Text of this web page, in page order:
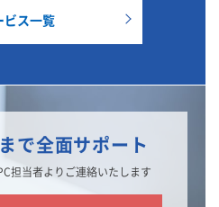
ビス一覧
で全面サポート
担当者よりご連絡いたします